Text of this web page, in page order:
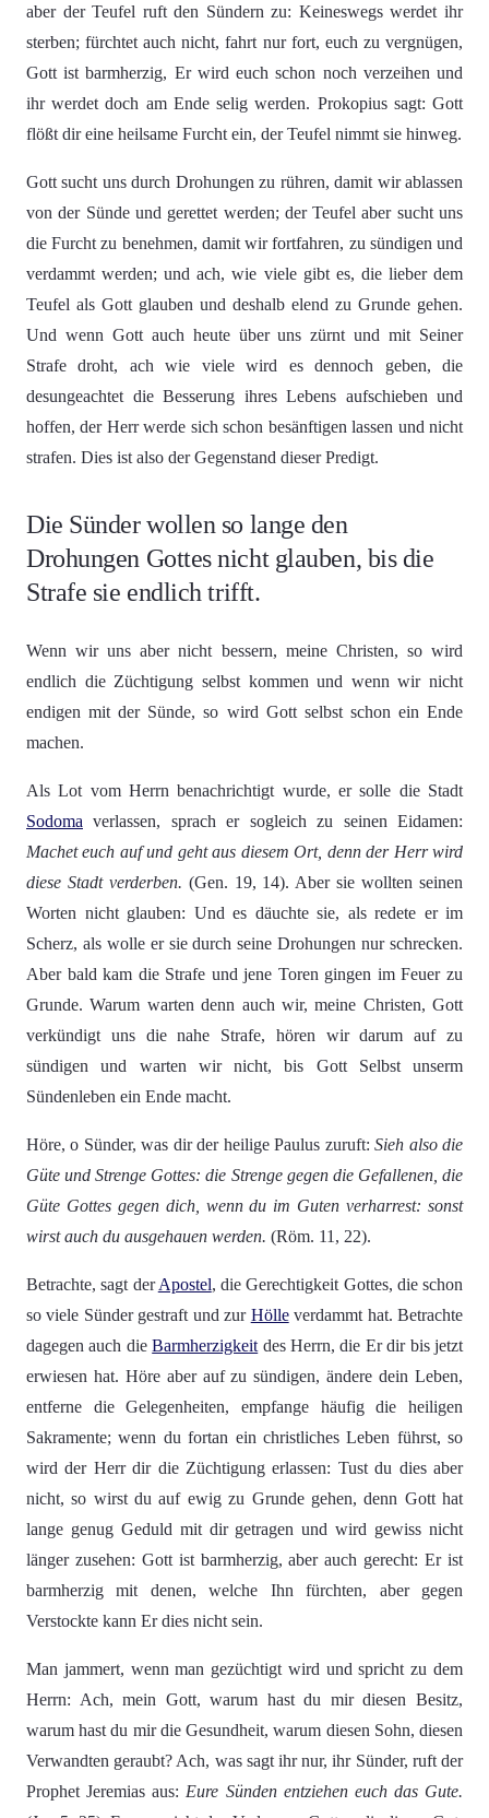
aber der Teufel ruft den Sündern zu: Keineswegs werdet ihr
sterben; fürchtet auch nicht, fahrt nur fort, euch zu vergnügen,
Gott ist barmherzig, Er wird euch schon noch verzeihen und
ihr werdet doch am Ende selig werden. Prokopius sagt: Gott
flößt dir eine heilsame Furcht ein, der Teufel nimmt sie hinweg.
Gott sucht uns durch Drohungen zu rühren, damit wir ablassen
von der Sünde und gerettet werden; der Teufel aber sucht uns
die Furcht zu benehmen, damit wir fortfahren, zu sündigen und
verdammt werden; und ach, wie viele gibt es, die lieber dem
Teufel als Gott glauben und deshalb elend zu Grunde gehen.
Und wenn Gott auch heute über uns zürnt und mit Seiner
Strafe droht, ach wie viele wird es dennoch geben, die
desungeachtet die Besserung ihres Lebens aufschieben und
hoffen, der Herr werde sich schon besänftigen lassen und nicht
strafen. Dies ist also der Gegenstand dieser Predigt.
Die Sünder wollen so lange den
Drohungen Gottes nicht glauben, bis die
Strafe sie endlich trifft.
Wenn wir uns aber nicht bessern, meine Christen, so wird
endlich die Züchtigung selbst kommen und wenn wir nicht
endigen mit der Sünde, so wird Gott selbst schon ein Ende
machen.
Als Lot vom Herrn benachrichtigt wurde, er solle die Stadt
Sodoma verlassen, sprach er sogleich zu seinen Eidamen:
Machet euch auf und geht aus diesem Ort, denn der Herr wird
diese Stadt verderben. (Gen. 19, 14). Aber sie wollten seinen
Worten nicht glauben: Und es däuchte sie, als redete er im
Scherz, als wolle er sie durch seine Drohungen nur schrecken.
Aber bald kam die Strafe und jene Toren gingen im Feuer zu
Grunde. Warum warten denn auch wir, meine Christen, Gott
verkündigt uns die nahe Strafe, hören wir darum auf zu
sündigen und warten wir nicht, bis Gott Selbst unserm
Sündenleben ein Ende macht.
Höre, o Sünder, was dir der heilige Paulus zuruft:Sieh also die
Güte und Strenge Gottes: die Strenge gegen die Gefallenen, die
Güte Gottes gegen dich, wenn du im Guten verharrest: sonst
wirst auch du ausgehauen werden. (Röm. 11, 22).
Betrachte, sagt derApostel, die Gerechtigkeit Gottes, die schon
so viele Sünder gestraft und zur Hölleverdammt hat. Betrachte
dagegen auch dieBarmherzigkeit des Herrn, die Er dir bis jetzt
erwiesen hat. Höre aber auf zu sündigen, ändere dein Leben,
entferne die Gelegenheiten, empfange häufig die heiligen
Sakramente; wenn du fortan ein christliches Leben führst, so
wird der Herr dir die Züchtigung erlassen: Tust du dies aber
nicht, so wirst du auf ewig zu Grunde gehen, denn Gott hat
lange genug Geduld mit dir getragen und wird gewiss nicht
länger zusehen: Gott ist barmherzig, aber auch gerecht: Er ist
barmherzig mit denen, welche Ihn fürchten, aber gegen
Verstockte kann Er dies nicht sein.
Man jammert, wenn man gezüchtigt wird und spricht zu dem
Herrn: Ach, mein Gott, warum hast du mir diesen Besitz,
warum hast du mir die Gesundheit, warum diesen Sohn, diesen
Verwandten geraubt? Ach, was sagt ihr nur, ihr Sünder, ruft der
Prophet Jeremias aus: Eure Sünden entziehen euch das Gute.